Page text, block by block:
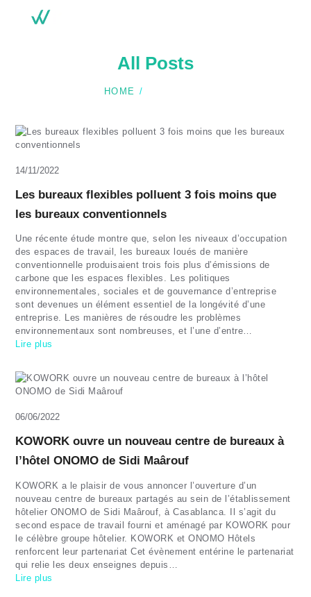
All Posts
HOME
Blog
14/11/2022
Les bureaux flexibles polluent 3 fois moins que
les bureaux conventionnels
Une récente étude montre que, selon les niveaux d’occupation
des espaces de travail, les bureaux loués de manière
conventionnelle produisaient trois fois plus d’émissions de
carbone que les espaces flexibles. Les politiques
environnementales, sociales et de gouvernance d’entreprise
sont devenues un élément essentiel de la longévité d’une
entreprise. Les manières de résoudre les problèmes
environnementaux sont nombreuses, et l’une d’entre…
Lire plus
06/06/2022
KOWORK ouvre un nouveau centre de bureaux à
l’hôtel ONOMO de Sidi Maârouf
KOWORK a le plaisir de vous annoncer l’ouverture d’un
nouveau centre de bureaux partagés au sein de l’établissement
hôtelier ONOMO de Sidi Maârouf, à Casablanca. Il s’agit du
second espace de travail fourni et aménagé par KOWORK pour
le célèbre groupe hôtelier. KOWORK et ONOMO Hôtels
renforcent leur partenariat Cet évènement entérine le partenariat
qui relie les deux enseignes depuis…
Lire plus